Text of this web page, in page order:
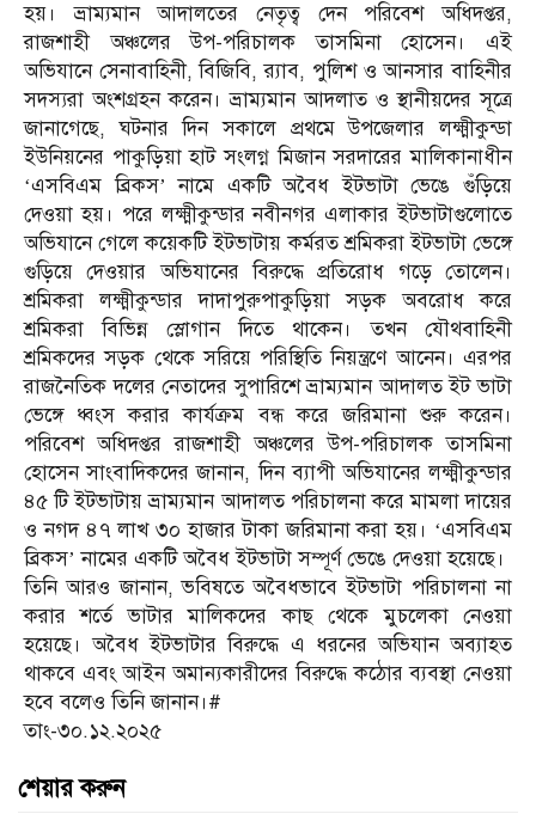
হয়। ভ্রাম্যমান আদালতের নেতৃত্ব দেন পরিবেশ অধিদপ্তর,
রাজশাহী অঞ্চলের উপ-পরিচালক তাসমিনা হোসেন। এই
অভিযানে সেনাবাহিনী, বিজিবি, র‌্যাব, পুলিশ ও আনসার বাহিনীর
সদস্যরা অংশগ্রহন করেন। ভ্রাম্যমান আদলাত ও স্থানীয়দের সূত্রে
জানাগেছে, ঘটনার দিন সকালে প্রথমে উপজেলার লক্ষ্মীকুন্ডা
ইউনিয়নের পাকুড়িয়া হাট সংলগ্ন মিজান সরদারের মালিকানাধীন
‘এসবিএম ব্রিকস’ নামে একটি অবৈধ ইটভাটা ভেঙে গুঁড়িয়ে
দেওয়া হয়। পরে লক্ষ্মীকুন্ডার নবীনগর এলাকার ইটভাটাগুলোতে
অভিযানে গেলে কয়েকটি ইটভাটায় কর্মরত শ্রমিকরা ইটভাটা ভেঙ্গে
গুড়িয়ে দেওয়ার অভিযানের বিরুদ্ধে প্রতিরোধ গড়ে তোলেন।
শ্রমিকরা লক্ষ্মীকুন্ডার দাদাপুরুপাকুড়িয়া সড়ক অবরোধ করে
শ্রমিকরা বিভিন্ন স্লোগান দিতে থাকেন। তখন যৌথবাহিনী
শ্রমিকদের সড়ক থেকে সরিয়ে পরিস্থিতি নিয়ন্ত্রণে আনেন। এরপর
রাজনৈতিক দলের নেতাদের সুপারিশে ভ্রাম্যমান আদালত ইট ভাটা
ভেঙ্গে ধ্বংস করার কার্যক্রম বন্ধ করে জরিমানা শুরু করেন।
পরিবেশ অধিদপ্তর রাজশাহী অঞ্চলের উপ-পরিচালক তাসমিনা
হোসেন সাংবাদিকদের জানান, দিন ব্যাপী অভিযানের লক্ষ্মীকুন্ডার
৪৫ টি ইটভাটায় ভ্রাম্যমান আদালত পরিচালনা করে মামলা দায়ের
ও নগদ ৪৭ লাখ ৩০ হাজার টাকা জরিমানা করা হয়। ‘এসবিএম
ব্রিকস’ নামের একটি অবৈধ ইটভাটা সম্পূর্ণ ভেঙে দেওয়া হয়েছে।
তিনি আরও জানান, ভবিষতে অবৈধভাবে ইটভাটা পরিচালনা না
করার শর্তে ভাটার মালিকদের কাছ থেকে মুচলেকা নেওয়া
হয়েছে। অবৈধ ইটভাটার বিরুদ্ধে এ ধরনের অভিযান অব্যাহত
থাকবে এবং আইন অমান্যকারীদের বিরুদ্ধে কঠোর ব্যবস্থা নেওয়া
হবে বলেও তিনি জানান।#
তাং-৩০.১২.২০২৫
শেয়ার করুন